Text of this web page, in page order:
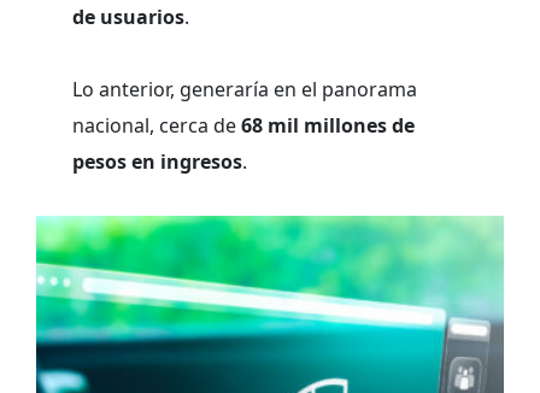
de usuarios.
Lo anterior, generaría en el panorama
nacional, cerca de68 mil millones de
pesos en ingresos.